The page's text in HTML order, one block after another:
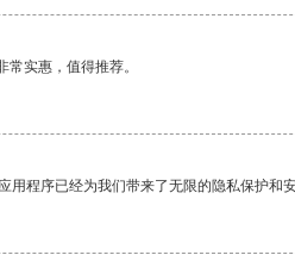
常实惠，值得推荐。
用程序已经为我们带来了无限的隐私保护和安